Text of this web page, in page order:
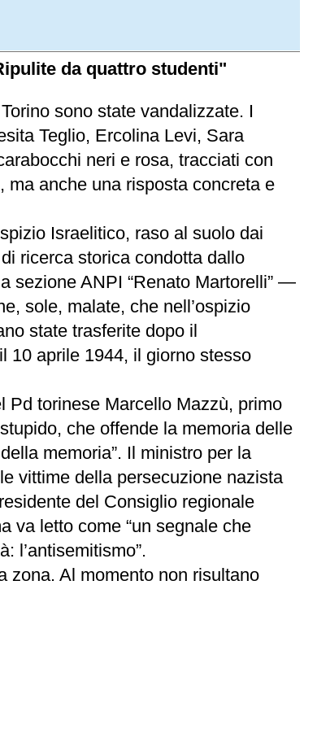
da quattro studenti"
sono state vandalizzate. I
Teglio, Ercolina Levi, Sara
neri e rosa, tracciati con
ma anche una risposta concreta e
Israelitico, raso al suolo dai
ricerca storica condotta dallo
sezione ANPI “Renato Martorelli” —
sole, malate, che nell’ospizio
state trasferite dopo il
10 aprile 1944, il giorno stesso
Pd torinese Marcello Mazzù, primo
che offende la memoria delle
memoria”. Il ministro per la
vittime della persecuzione nazista
del Consiglio regionale
va letto come “un segnale che
l’antisemitismo”.
zona. Al momento non risultano